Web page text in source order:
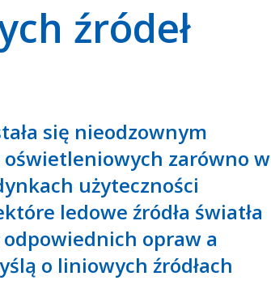
źródeł
się nieodzownym
zarówno w
użyteczności
ledowe źródła światła
opraw a
o liniowych źródłach